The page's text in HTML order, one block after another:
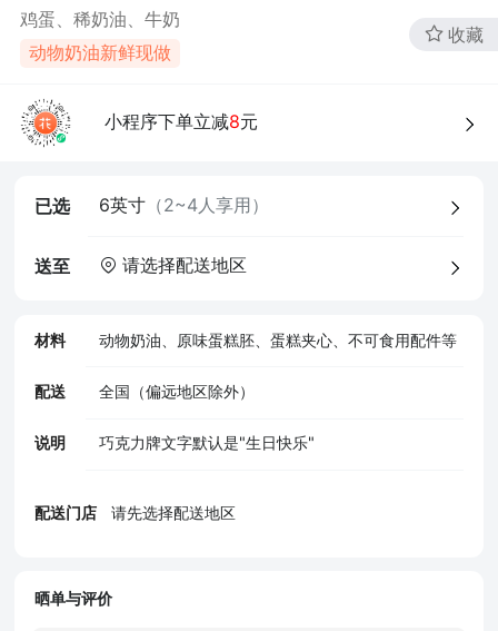
鸡蛋、稀奶油、牛奶
动物奶油新鲜现做
收藏
小程序下单立减8元
已选 6英寸（2~4人享用）
送至 请选择配送地区
材料 动物奶油、原味蛋糕胚、蛋糕夹心、不可食用配件等
配送 全国（偏远地区除外）
说明 巧克力牌文字默认是"生日快乐"
配送门店 请先选择配送地区
晒单与评价